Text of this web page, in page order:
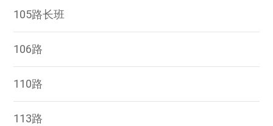
105路长班
106路
110路
113路